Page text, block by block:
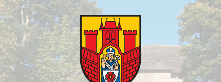
Skip
to
content
Skip
to
main
navigation
Skip
to
footer